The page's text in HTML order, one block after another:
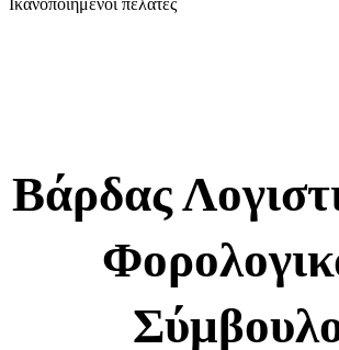
Ικανοποιημένοι πελάτες
Βάρδας